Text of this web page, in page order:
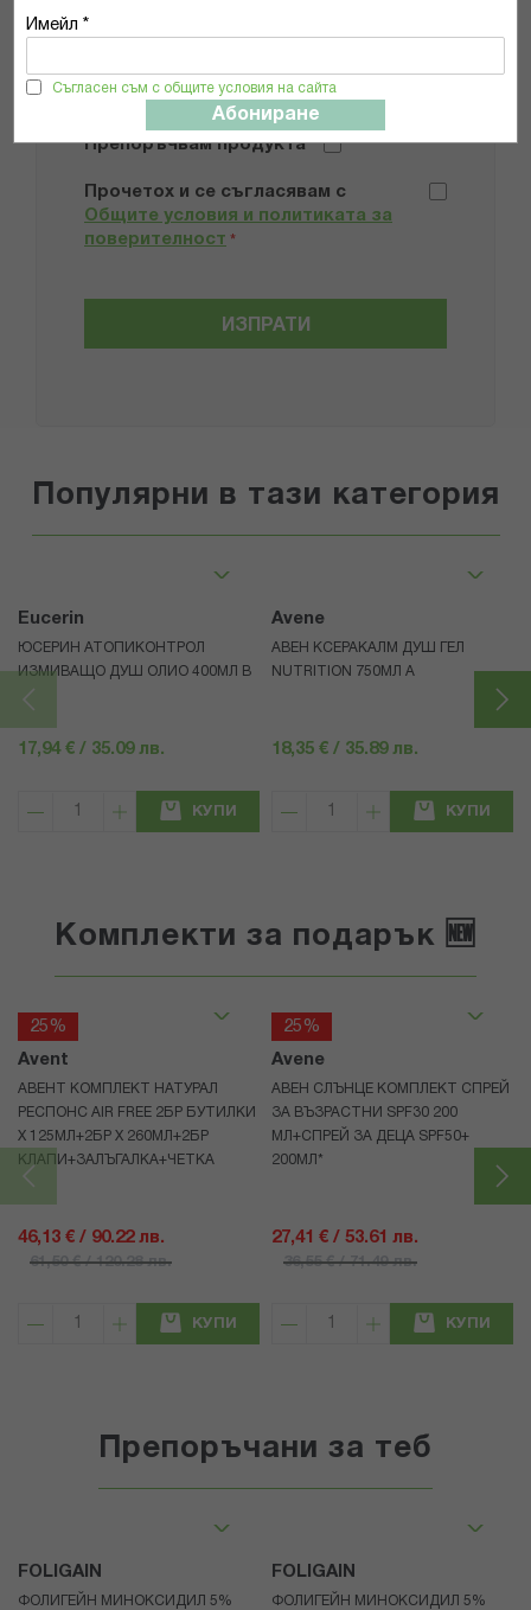
Имейл *
Съгласен съм с общите условия на сайта
Абониране
Препоръчвам продукта
Прочетох и се съгласявам с
Общите условия и политиката за
поверителност *
ИЗПРАТИ
Популярни в тази категория
Eucerin
ЮСЕРИН АТОПИКОНТРОЛ
ИЗМИВАЩО ДУШ ОЛИО 400МЛ В
17,94 € / 35.09 лв.
КУПИ
Avene
АВЕН КСЕРАКАЛМ ДУШ ГЕЛ
NUTRITION 750МЛ А
18,35 € / 35.89 лв.
КУПИ
Комплекти за подарък 🆕
25%
Avent
АВЕНТ КОМПЛЕКТ НАТУРАЛ
РЕСПОНС AIR FREE 2БР БУТИЛКИ
Х 125МЛ+2БР Х 260МЛ+2БР
КЛАПИ+ЗАЛЪГАЛКА+ЧЕТКА
46,13 € / 90.22 лв.
61,50 € / 120.28 лв.
КУПИ
25%
Avene
АВЕН СЛЪНЦЕ КОМПЛЕКТ СПРЕЙ
ЗА ВЪЗРАСТНИ SPF30 200
МЛ+СПРЕЙ ЗА ДЕЦА SPF50+
200МЛ*
27,41 € / 53.61 лв.
36,55 € / 71.49 лв.
КУПИ
Препоръчани за теб
FOLIGAIN
ФОЛИГЕЙН МИНОКСИДИЛ 5%
FOLIGAIN
ФОЛИГЕЙН МИНОКСИДИЛ 5%